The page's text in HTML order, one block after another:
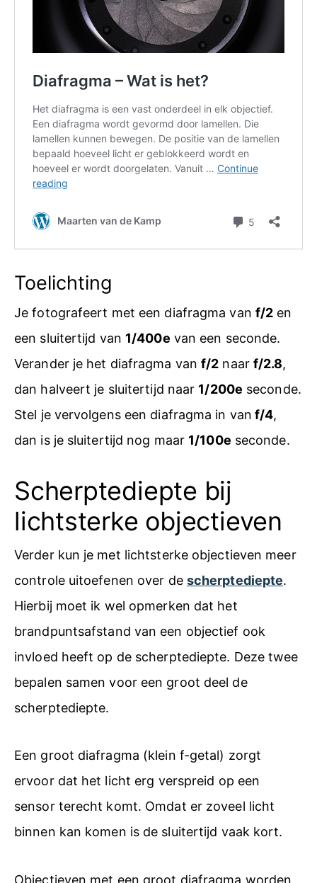
Toelichting
Je fotografeert met een diafragma van f/2 en
een sluitertijd van 1/400e van een seconde.
Verander je het diafragma vanf/2 naar f/2.8,
dan halveert je sluitertijd naar 1/200e seconde.
Stel je vervolgens een diafragma in van f/4,
dan is je sluitertijd nog maar 1/100e seconde.
Scherptediepte bij
lichtsterke objectieven
Verder kun je met lichtsterke objectieven meer
controle uitoefenen over de scherptediepte.
Hierbij moet ik wel opmerken dat het
brandpuntsafstand van een objectief ook
invloed heeft op de scherptediepte. Deze twee
bepalen samen voor een groot deel de
scherptediepte.
Een groot diafragma (klein f-getal) zorgt
ervoor dat het licht erg verspreid op een
sensor terecht komt. Omdat er zoveel licht
binnen kan komen is de sluitertijd vaak kort.
Objectieven met een groot diafragma worden